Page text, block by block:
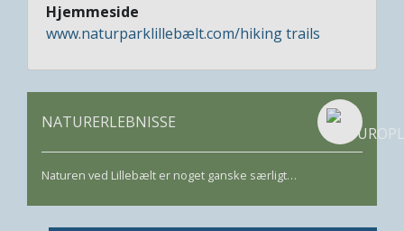
Hjemmeside
www.naturparklillebælt.com/hiking trails
NATURERLEBNISSE
Naturen ved Lillebælt er noget ganske særligt…